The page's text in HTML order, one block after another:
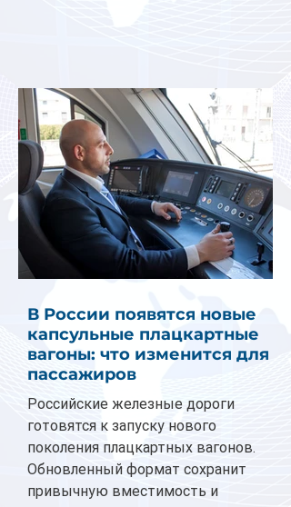
В России появятся новые
капсульные плацкартные
вагоны: что изменится для
пассажиров
Российские железные дороги
готовятся к запуску нового
поколения плацкартных вагонов.
Обновленный формат сохранит
привычную вместимость и